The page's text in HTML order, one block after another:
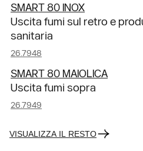
SMART 80 INOX
Uscita fumi sul retro e
sanitaria
26.7948
SMART 80 MAIOLICA
Uscita fumi sopra
26.7949
VISUALIZZA IL RESTO